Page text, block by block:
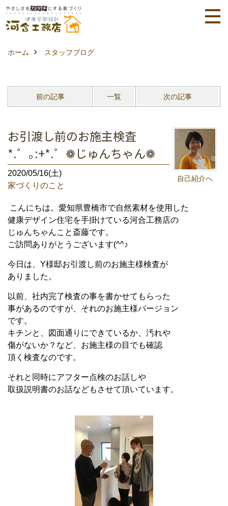
ホーム スタッフブログ
前の記事 一覧 次の記事
自己紹介へ
お引渡し前のお施主検査
*.゜｡:+*.゜❁じゅんちゃん❁
2020/05/16(土)
家づくりのこと
こんにちは。愛知県豊橋市で自然素材を使用した
健康デザイン住宅を手掛けている河合工務店の
じゅんちゃんこと斎藤です。
ご訪問ありがとうございます(^^♪
今日は、Y様邸お引渡し前のお施主様検査が
ありました。
以前、社内完了検査の事を書かせてもらった
事があるのですが、それのお施主様バージョン
です。
キチンと、図面通りにできているか、汚れや
傷がないか？など、お施主様の目でも確認
頂く検査なのです。
それと同時にアフター点検のお話しや
取扱説明書のお話などもさせて頂いています。